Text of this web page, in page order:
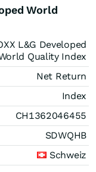
World
L&G Developed
Quality Index
Net Return
Index
CH1362046455
SDWQHB
Schweiz